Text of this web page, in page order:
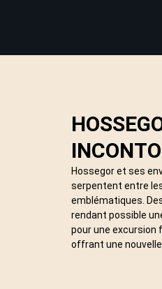
Hossegor et ses
serpentent entre
emblématiques.
rendant possible
pour une excursion
offrant une